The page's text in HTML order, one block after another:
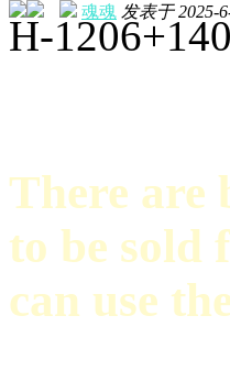
魂魂 发表于 2025-
H-
There are
to be sold
can use